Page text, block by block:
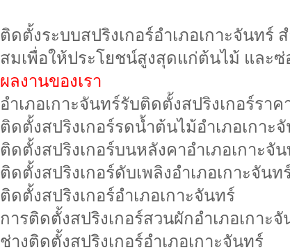
ติดตั้งระบบสปริงเกอร์อำเภอเกาะจันทร์
สมเพื่อให้ประโยชน์สูงสุดแก่ต้นไม้ และซ่
ผลงานของเรา
อำเภอเกาะจันทร์รับติดตั้งสปริงเกอร์ราค
ติดตั้งสปริงเกอร์รดน้ำต้นไม้อำเภอเกาะ
ติดตั้งสปริงเกอร์บนหลังคาอำเภอเกาะจั
ติดตั้งสปริงเกอร์ดับเพลิงอำเภอเกาะจันท
ติดตั้งสปริงเกอร์อำเภอเกาะจันทร์
การติดตั้งสปริงเกอร์สวนผักอำเภอเกาะจั
ช่างติดตั้งสปริงเกอร์อำเภอเกาะจันทร์